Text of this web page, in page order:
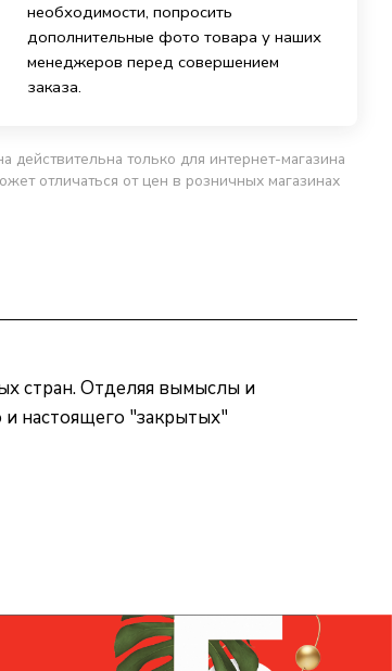
необходимости, попросить
дополнительные фото товара у наших
менеджеров перед совершением
заказа.
действительна только для интернет-магазина
отличаться от цен в розничных магазинах
стран. Отделяя вымыслы и
настоящего "закрытых"